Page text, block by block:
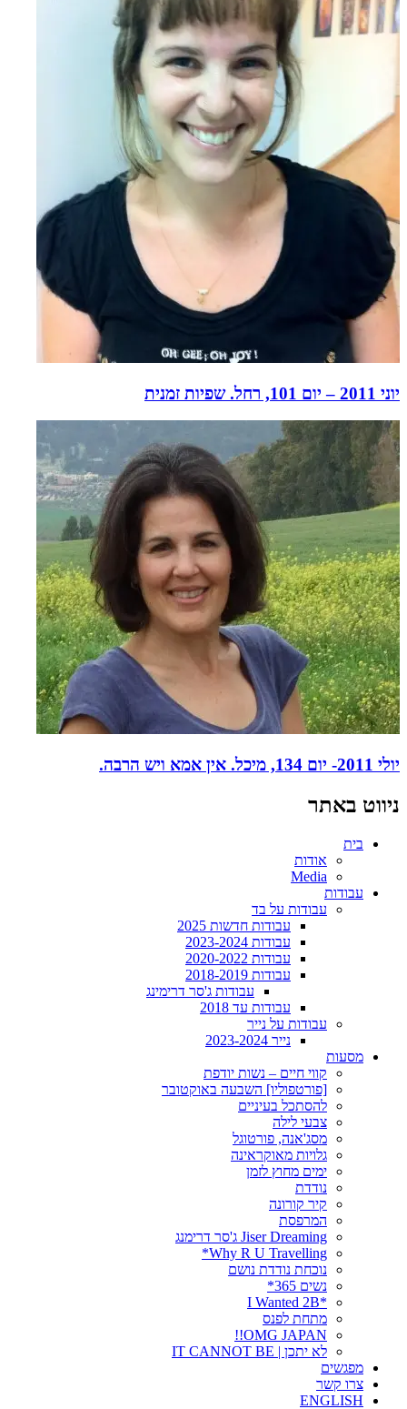
יוני 2011 – יום 101, רחל. שפיות זמנית
יולי 2011- יום 134, מיכל. אין אמא ויש הרבה.
ניווט באתר
בית
אודות
Media
עבודות
עבודות על בד
עבודות חדשות 2025
עבודות 2023-2024
עבודות 2020-2022
עבודות 2018-2019
עבודות ג'סר דרימינג
עבודות עד 2018
עבודות על נייר
נייר 2023-2024
מסעות
קווי חיים – נשות יודפת
[פורטפוליו] השבעה באוקטובר
להסתכל בעיניים
צבעי לילה
מסג'אנה, פורטוגל
גלויות מאוקראינה
ימים מחוץ לזמן
נודדת
קיר קורונה
המרפסת
Jiser Dreaming ג'סר דרימנג
Why R U Travelling*
נוכחת נודדת נושם
נשים 365*
*I Wanted 2B
מתחת לפנס
OMG JAPAN!!
לא יתכן | IT CANNOT BE
מפגשים
צרו קשר
ENGLISH